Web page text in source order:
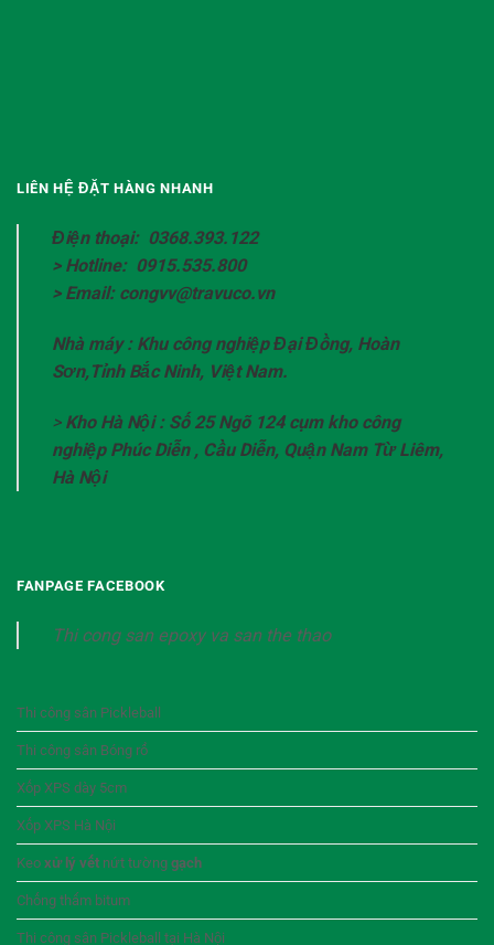
LIÊN HỆ ĐẶT HÀNG NHANH
Điện thoại: 0368.393.122
> Hotline: 0915.535.800
> Email: congvv@travuco.vn
Nhà máy : Khu công nghiệp Đại Đồng, Hoàn
Sơn,Tỉnh Bắc Ninh, Việt Nam.
> Kho Hà Nội : Số 25 Ngõ 124 cụm kho công
nghiệp Phúc Diễn , Cầu Diễn, Quận Nam Từ Liêm,
Hà Nội
FANPAGE FACEBOOK
Thi cong san epoxy va san the thao
Thi công sân Pickleball
Thi công sân Bóng rổ
Xốp XPS dày 5cm
Xốp XPS Hà Nội
Keo xử lý vết nứt tường gạch
Chống thấm bitum
Thi công sân Pickleball tại Hà Nội